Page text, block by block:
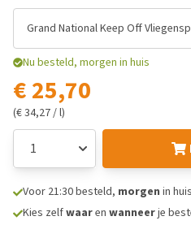
Grand National Keep Off
Nu besteld, morgen in huis
€ 25,70
(€ 34,27 / l)
Voor 21:30 besteld, morgen in
Kies zelfwaaren wanneerje